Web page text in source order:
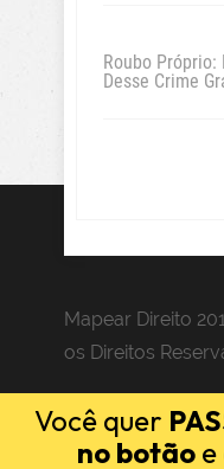
Roubo
Desse Crime
Mapear Direito
os Direitos
Você quer
no botãoe